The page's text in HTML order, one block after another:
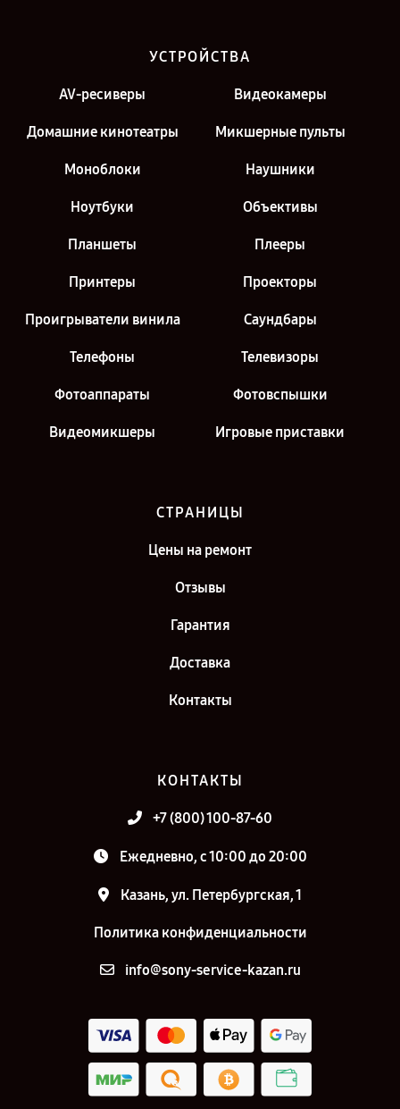
УСТРОЙСТВА
AV-ресиверы Видеокамеры
Домашние кинотеатры Микшерные пульты
Моноблоки Наушники
Ноутбуки Объективы
Планшеты Плееры
Принтеры Проекторы
Проигрыватели винила Саундбары
Телефоны Телевизоры
Фотоаппараты Фотовспышки
Видеомикшеры Игровые приставки
СТРАНИЦЫ
Цены на ремонт
Отзывы
Гарантия
Доставка
Контакты
КОНТАКТЫ
+7 (800) 100-87-60
Ежедневно, с 10:00 до 20:00
Казань, ул. Петербургская, 1
Политика конфиденциальности
info@sony-service-kazan.ru